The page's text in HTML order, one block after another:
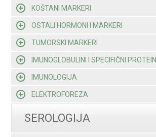
KOŠTANI MARKERI
OSTALI HORMONI I MARKERI
TUMORSKI MARKERI
IMUNOGLOBULINI I SPECIFIČNI PROTEINI
IMUNOLOGIJA
ELEKTROFOREZA
SEROLOGIJA